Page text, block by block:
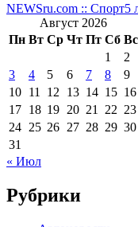
NEWSru.com :: Спорт5
Август 2026
Пн Вт Ср Чт Пт Сб Вс
1
2
3
4 5 6 7 8
9
10 11 12 13 14 15 16
17 18 19 20 21 22 23
24 25 26 27 28 29 30
31
« Июл
Рубрики